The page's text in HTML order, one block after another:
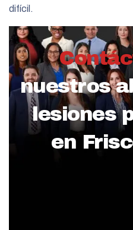
difícil.
nuestros
lesiones
en